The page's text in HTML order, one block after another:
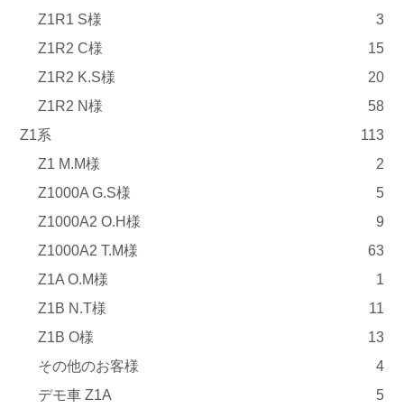
Z1R1 S様
3
Z1R2 C様
15
Z1R2 K.S様
20
Z1R2 N様
58
Z1系
113
Z1 M.M様
2
Z1000A G.S様
5
Z1000A2 O.H様
9
Z1000A2 T.M様
63
Z1A O.M様
1
Z1B N.T様
11
Z1B O様
13
その他のお客様
4
デモ車 Z1A
5